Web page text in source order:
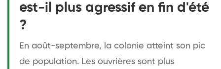
est-il plus agressif en fin d'été
?
En août-septembre, la colonie atteint son pic
de population. Les ouvrières sont plus